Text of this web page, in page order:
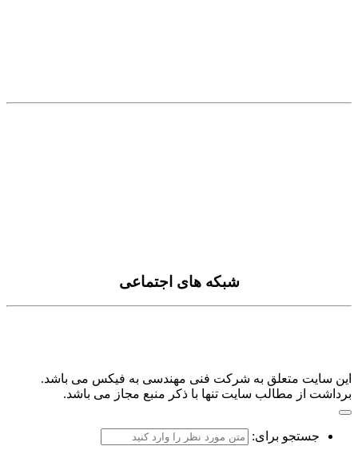
شبکه های اجتماعی
این سایت متعلق به شرکت فنی مهندسی به فیکس می باشد.
برداشت از مطالب سایت تنها با ذکر منبع مجاز می باشد.
جستجو برای: